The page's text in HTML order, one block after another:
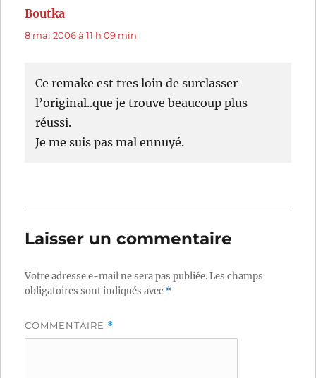
Boutka
8 mai 2006 à 11 h 09 min
Ce remake est tres loin de surclasser
l’original..que je trouve beaucoup plus
réussi.
Je me suis pas mal ennuyé.
Laisser un commentaire
Votre adresse e-mail ne sera pas publiée.Les champs
obligatoires sont indiqués avec *
COMMENTAIRE *